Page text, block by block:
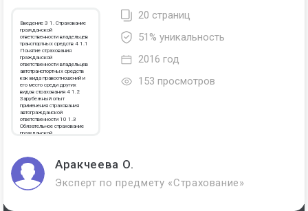
Введение 3 1. Страхование
гражданской
ответственности владельцев
транспортных средств 4 1.1
Понятие страхования
гражданской
ответственности владельцев
автотранспортных средств
как вида правоотношений и
его место среди других
видов страхования 4 1.2
Зарубежный опыт
применения страхования
автогражданской
ответственности 10 1.3
Обязательное страхование
гражданской
Список литературы 23
20 страниц
51% уникальность
2016 год
153 просмотров
Аракчеева О.
Эксперт по предмету «Страхование»